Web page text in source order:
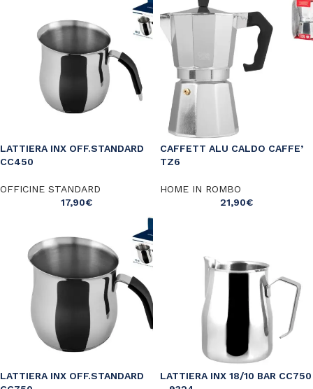
LATTIERA INX OFF.STANDARD
CC450
OFFICINE STANDARD
17,90€
CAFFETT ALU CALDO CAFFE’
TZ6
HOME IN ROMBO
21,90€
LATTIERA INX OFF.STANDARD
LATTIERA INX 18/10 BAR CC750